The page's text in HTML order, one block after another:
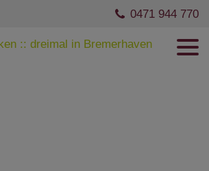
0471 944 770